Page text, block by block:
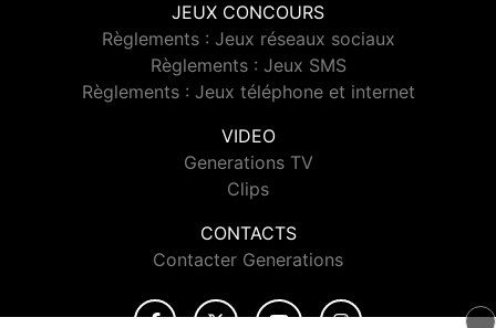
JEUX CONCOURS
Règlements : Jeux réseaux sociaux
Règlements : Jeux SMS
Règlements : Jeux téléphone et internet
VIDEO
Generations TV
Clips
CONTACTS
Contacter Generations